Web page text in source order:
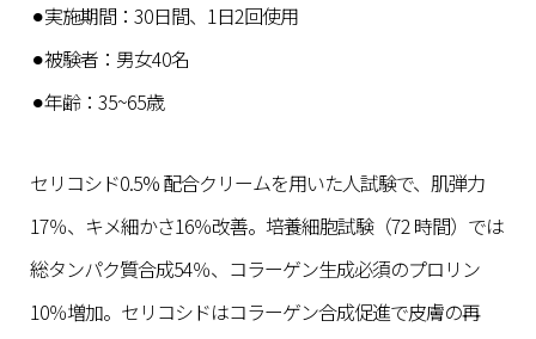
⚫︎実施期間：30日間、1日2回使用
⚫︎被験者：男女40名
⚫︎年齢：35~65歳
セリコシド0.5% 配合クリームを用いた人試験で、肌弾力
17％、キメ細かさ16％改善。培養細胞試験（72 時間）では
総タンパク質合成54％、コラーゲン生成必須のプロリン
10％増加。セリコシドはコラーゲン合成促進で皮膚の再